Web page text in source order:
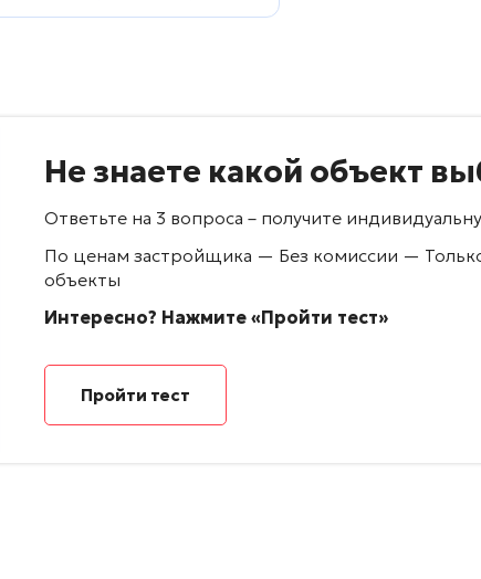
Не знаете какой объект
Ответьте на 3 вопроса – получите
По ценам застройщика — Без комиссии —
объекты
Интересно? Нажмите «Пройти тест»
Пройти тест